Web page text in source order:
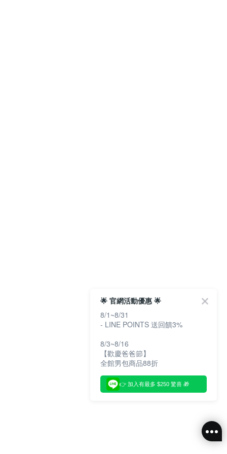
🌟 官網活動優惠 🌟
8/1~8/31
- LINE POINTS 送回饋3%
8/3~8/16
【歡慶爸爸節】
全館男包商品88折
👉 加入有最多 $250 驚喜 🎁